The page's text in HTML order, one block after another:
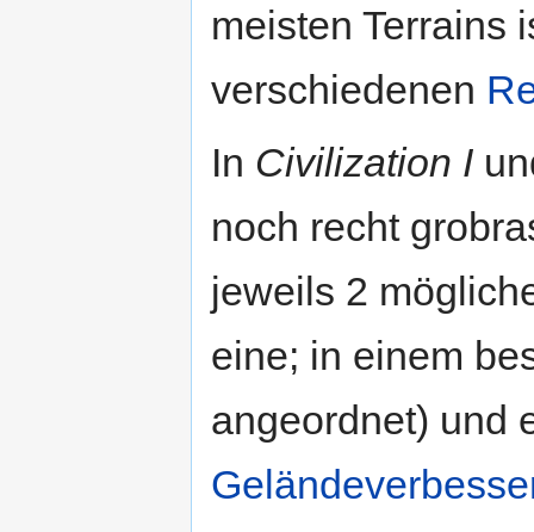
meisten Terrains
verschiedenen
In Civilization I
noch recht
jeweils 2
eine; in einem
angeordnet) und